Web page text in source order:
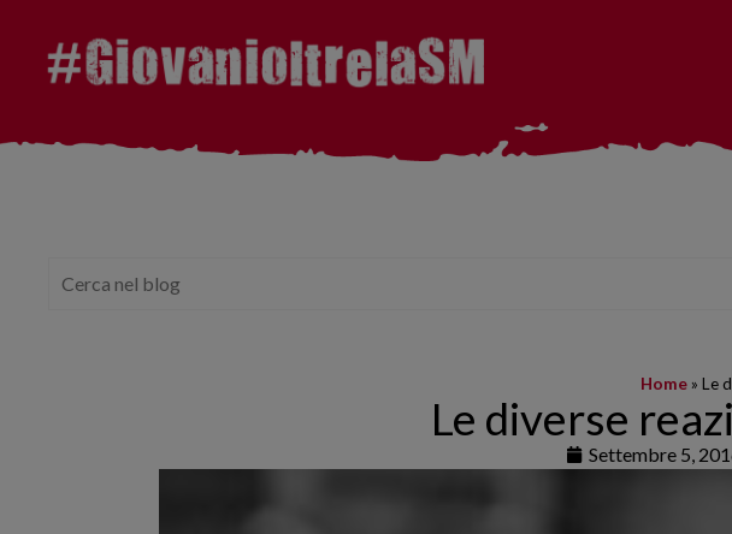
Home » Le
Le diverse
Settembre 5,